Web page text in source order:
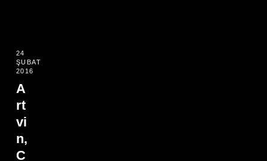
24
ŞUBAT
2016
A
rt
vi
n,
C